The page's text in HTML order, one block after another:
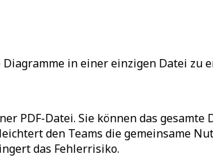
in einer einzigen Datei zu
PDF-Datei. Sie können das gesamte
den Teams die gemeinsame
das Fehlerrisiko.